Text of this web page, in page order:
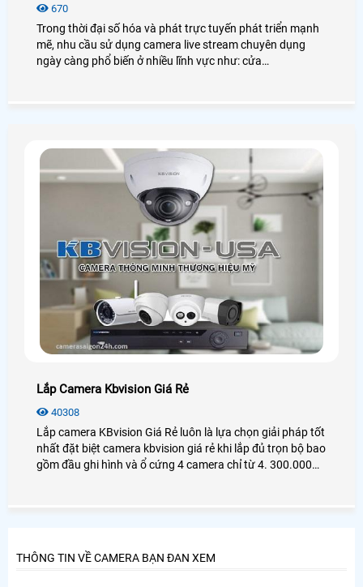
670
Trong thời đại số hóa và phát trực tuyến phát triển mạnh
mẽ, nhu cầu sử dụng camera live stream chuyên dụng
ngày càng phổ biến ở nhiều lĩnh vực như: cửa
Lắp Camera Kbvision Giá Rẻ
40308
Lắp camera KBvision Giá Rẻ luôn là lựa chọn giải pháp tốt
nhất đặt biệt camera kbvision giá rẻ khi lắp đủ trọn bộ bao
gồm đầu ghi hình và ổ cứng 4 camera chỉ từ 4. 300.000
THÔNG TIN VỀ CAMERA BẠN ĐAN XEM